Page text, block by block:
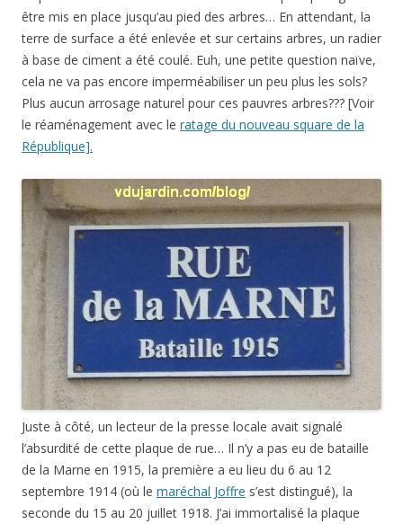
être mis en place jusqu’au pied des arbres… En attendant, la
terre de surface a été enlevée et sur certains arbres, un radier
à base de ciment a été coulé. Euh, une petite question naïve,
cela ne va pas encore imperméabiliser un peu plus les sols?
Plus aucun arrosage naturel pour ces pauvres arbres??? [Voir
le réaménagement avec le ratage du nouveau square de la
République].
Juste à côté, un lecteur de la presse locale avait signalé
l’absurdité de cette plaque de rue… Il n’y a pas eu de bataille
de la Marne en 1915, la première a eu lieu du 6 au 12
septembre 1914 (où le maréchal Joffre s’est distingué), la
seconde du 15 au 20 juillet 1918. J’ai immortalisé la plaque